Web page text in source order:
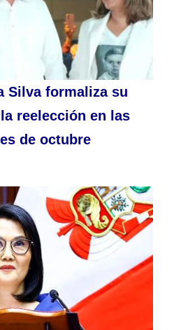
Silva formaliza su
reelección en las
de octubre